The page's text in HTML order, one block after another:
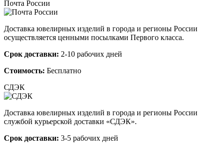
Почта России
Доставка ювелирных изделий в города и регионы России
осуществляется ценными посылками Первого класса.
Срок доставки: 2-10 рабочих дней
Стоимость: Бесплатно
СДЭК
Доставка ювелирных изделий в города и регионы России
службой курьерской доставки «СДЭК».
Срок доставки: 3-5 рабочих дней